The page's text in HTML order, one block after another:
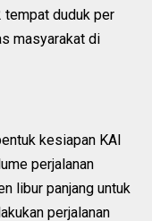
tempat duduk per
masyarakat di
kesiapan KAI
perjalanan
libur panjang untuk
perjalanan